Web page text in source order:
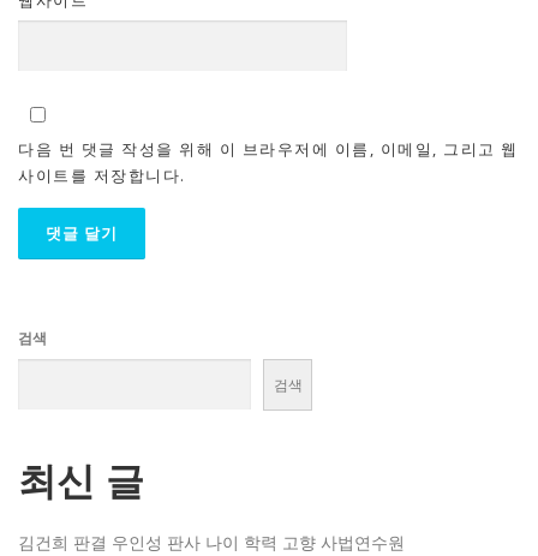
다음 번 댓글 작성을 위해 이 브라우저에 이름, 이메일, 그리고 웹
사이트를 저장합니다.
검색
검색
최신 글
김건희 판결 우인성 판사 나이 학력 고향 사법연수원